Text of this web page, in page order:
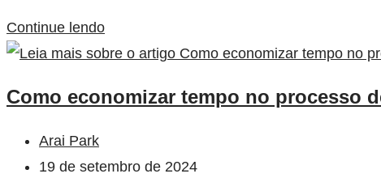
Continue lendo
Como economizar tempo no processo
Arai Park
19 de setembro de 2024